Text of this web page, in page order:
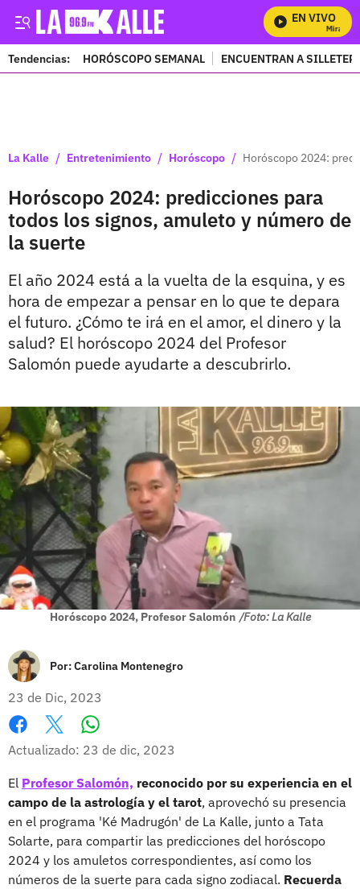
EN VIVO
Mira
Tendencias: HORÓSCOPO SEMANAL ENCUENTRAN A
La Kalle / Entretenimiento / Horóscopo / Horóscopo 2024:
Horóscopo 2024: predicciones para
todos los signos, amuleto y número de
la suerte
El año 2024 está a la vuelta de la esquina, y es
hora de empezar a pensar en lo que te depara
el futuro. ¿Cómo te irá en el amor, el dinero y la
salud? El horóscopo 2024 del Profesor
Salomón puede ayudarte a descubrirlo.
Horóscopo 2024, Profesor Salomón /Foto: La Kalle
Por:Carolina Montenegro
23 de Dic, 2023
Facebook
X
Actualizado: 23 de dic, 2023
El Profesor Salomón, reconocido por su experiencia en el
campo de la astrología y el tarot, aprovechó su presencia
en el programa 'Ké Madrugón' de La Kalle, junto a Tata
Solarte, para compartir las predicciones del horóscopo
2024 y los amuletos correspondientes, así como los
números de la suerte para cada signo zodiacal. Recuerda